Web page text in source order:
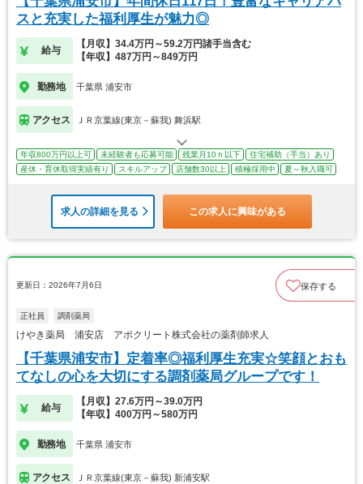
スと充実した福利厚生が魅力◎
給与
【月収】34.4万円～59.2万円諸手当含む
【年収】487万円～849万円
勤務地 千葉県 浦安市
アクセス ＪＲ京葉線(東京－蘇我) 舞浜駅
年収800万円以上可 未経験者も応募可能 残業月10ｈ以下
住宅補助（手当）あり
産休・育休取得実績有り
スキルアップ 店舗数30以上 積極採用中 夏～秋入職可
求人の詳細を見る この求人に興味がある
更新日：2026年7月6日 保存する
正社員 調剤薬局
けやき薬局 浦安店 アポクリート株式会社の薬剤師求人
【千葉県浦安市】定着率◎福利厚生充実☆笑顔とおも
てなしの心を大切にする調剤薬局グループです！
給与
【月収】27.6万円～39.0万円
【年収】400万円～580万円
勤務地 千葉県 浦安市
アクセス ＪＲ京葉線(東京－蘇我) 新浦安駅